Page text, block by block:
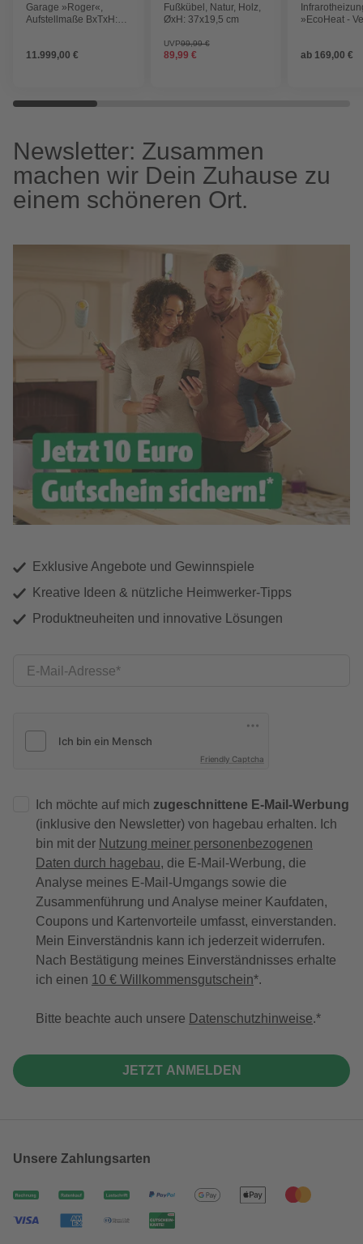
Garage »Roger«,
Aufstellmaße BxTxH:
Holz
11.999,00 €
Fußkübel, Natur, Holz,
ØxH: 37x19,5 cm
UVP99,99 €
89,99 €
»EcoHeat -
ab 169,00 €
Newsletter: Zusammen
machen wir Dein Zuhause zu
einem schöneren Ort.
Exklusive Angebote und Gewinnspiele
Kreative Ideen & nützliche Heimwerker-Tipps
Produktneuheiten und innovative Lösungen
E-Mail-Adresse
Friendly Captcha
Ich möchte auf mich zugeschnittene E-Mail-Werbung
(inklusive den Newsletter) von hagebau erhalten. Ich
bin mit der Nutzung meiner personenbezogenen
Daten durch hagebau, die E-Mail-Werbung, die
Analyse meines E-Mail-Umgangs sowie die
Zusammenführung und Analyse meiner Kaufdaten,
Coupons und Kartenvorteile umfasst, einverstanden.
Mein Einverständnis kann ich jederzeit widerrufen.
Nach Bestätigung meines Einverständnisses erhalte
ich einen 10 € Willkommensgutschein*.
Bitte beachte auch unsere Datenschutzhinweise.
JETZT ANMELDEN
Unsere Zahlungsarten